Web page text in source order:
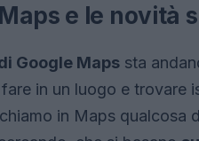
e le novità
Google Maps sta
in un luogo e trovare
in Maps